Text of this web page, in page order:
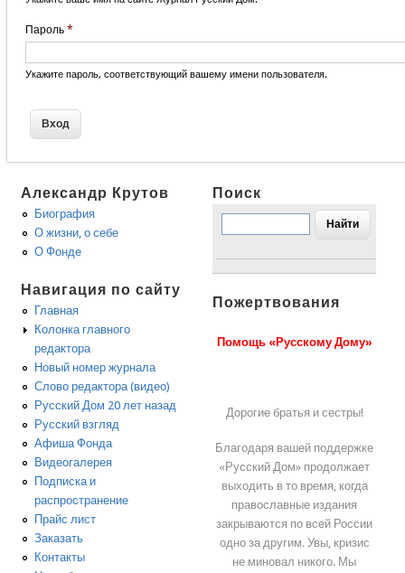
Пароль *
Укажите пароль, соответствующий вашему имени пользователя.
Александр Крутов
Биография
О жизни, о себе
О Фонде
Навигация по сайту
Главная
Колонка главного
редактора
Новый номер журнала
Слово редактора (видео)
Русский Дом 20 лет назад
Русский взгляд
Афиша Фонда
Видеогалерея
Подписка и
распространение
Прайс лист
Заказать
Контакты
Поиск
Пожертвования
Помощь «Русскому Дому»
Дорогие братья и сестры!
Благодаря вашей поддержке
«Русский Дом» продолжает
выходить в то время, когда
православные издания
закрываются по всей России
одно за другим. Увы, кризис
не миновал никого. Мы